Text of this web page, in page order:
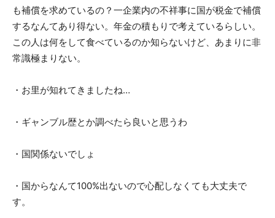
も補償を求めているの？一企業内の不祥事に国が税金で補償
するなんてあり得ない。年金の積もりで考えているらしい。
この人は何をして食べているのか知らないけど、あまりに非
常識極まりない。
・お里が知れてきましたね…
・ギャンブル歴とか調べたら良いと思うわ
・国関係ないでしょ
・国からなんて100%出ないので心配しなくても大丈夫で
す。